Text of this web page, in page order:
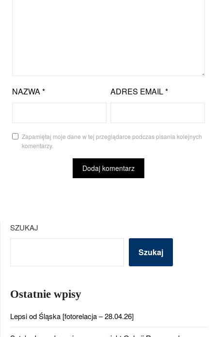
NAZWA* ADRES EMAIL*
Zapamiętaj moje dane w tej przeglądarce podczas pisania kolejnych
komentarzy.
SZUKAJ
Szukaj
Ostatnie wpisy
Lepsi od Śląska [fotorelacja – 28.04.26]